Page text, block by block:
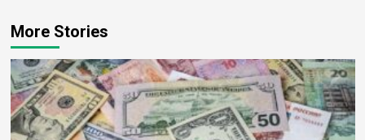
More Stories